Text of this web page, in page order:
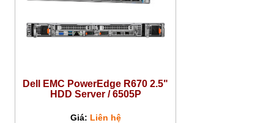
Dell EMC PowerEdge R670 2.5"
HDD Server / 6505P
Giá: Liên hệ